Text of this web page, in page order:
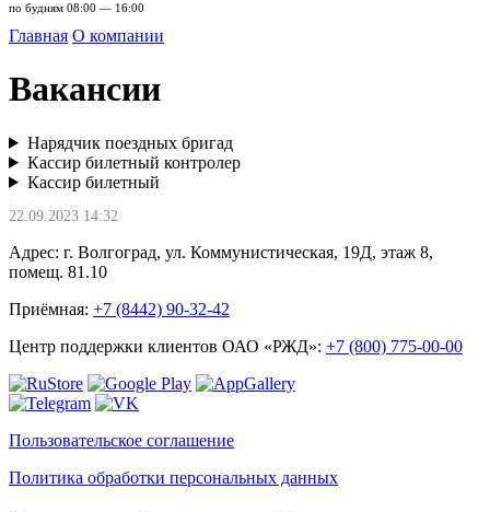
по будням 08:00 — 16:00
Главная О компании
Вакансии
Нарядчик поездных бригад
Кассир билетный контролер
Кассир билетный
22.09.2023 14:32
Адрес: г. Волгоград, ул. Коммунистическая, 19Д, этаж 8,
помещ. 81.10
Приёмная: +7 (8442) 90-32-42
Центр поддержки клиентов ОАО «РЖД»: +7 (800) 775-00-00
Пользовательское соглашение
Политика обработки персональных данных